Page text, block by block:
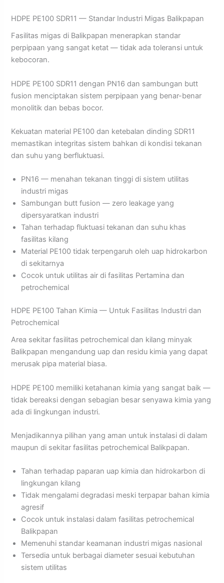
HDPE PE100 SDR11 — Standar Industri Migas Balikpapan
Fasilitas migas di Balikpapan menerapkan standar
perpipaan yang sangat ketat — tidak ada toleransi untuk
kebocoran.
HDPE PE100 SDR11 dengan PN16 dan sambungan butt
fusion menciptakan sistem perpipaan yang benar-benar
monolitik dan bebas bocor.
Kekuatan material PE100 dan ketebalan dinding SDR11
memastikan integritas sistem bahkan di kondisi tekanan
dan suhu yang berfluktuasi.
PN16 — menahan tekanan tinggi di sistem utilitas
industri migas
Sambungan butt fusion — zero leakage yang
dipersyaratkan industri
Tahan terhadap fluktuasi tekanan dan suhu khas
fasilitas kilang
Material PE100 tidak terpengaruh oleh uap hidrokarbon
di sekitarnya
Cocok untuk utilitas air di fasilitas Pertamina dan
petrochemical
HDPE PE100 Tahan Kimia — Untuk Fasilitas Industri dan
Petrochemical
Area sekitar fasilitas petrochemical dan kilang minyak
Balikpapan mengandung uap dan residu kimia yang dapat
merusak pipa material biasa.
HDPE PE100 memiliki ketahanan kimia yang sangat baik —
tidak bereaksi dengan sebagian besar senyawa kimia yang
ada di lingkungan industri.
Menjadikannya pilihan yang aman untuk instalasi di dalam
maupun di sekitar fasilitas petrochemical Balikpapan.
Tahan terhadap paparan uap kimia dan hidrokarbon di
lingkungan kilang
Tidak mengalami degradasi meski terpapar bahan kimia
agresif
Cocok untuk instalasi dalam fasilitas petrochemical
Balikpapan
Memenuhi standar keamanan industri migas nasional
Tersedia untuk berbagai diameter sesuai kebutuhan
sistem utilitas